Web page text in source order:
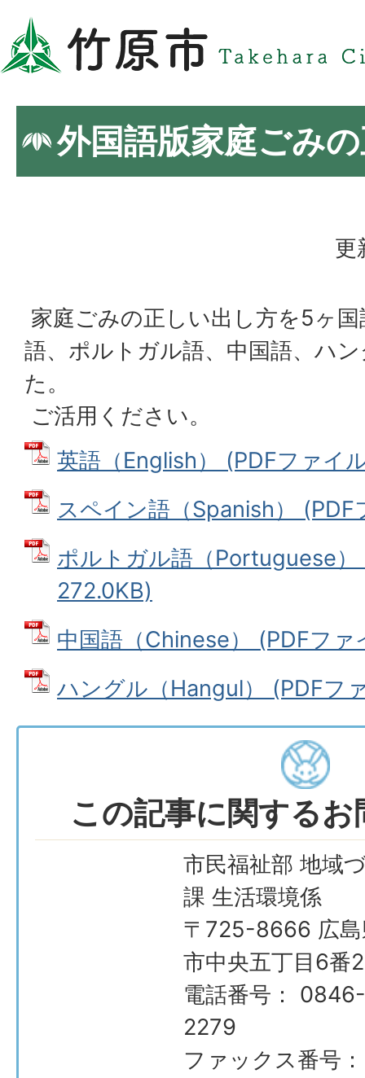
外国語版家庭ごみ
更
家庭ごみの正しい出し方を5ヶ
語、ポルトガル語、中国語、ハ
た。
ご活用ください。
英語（English） (PDFファイ
スペイン語（Spanish）
ポルトガル語（Portuguese）
272.0KB)
中国語（Chinese） (PDFファ
ハングル（Hangul） (PDFフ
この記事に関する
市民福祉部 地域
課 生活環境係
〒725-8666 広島
市中央五丁目6番
電話番号：
2279
ファックス番号：